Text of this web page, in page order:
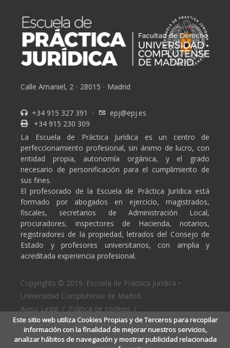
Calle Amaniel, 2 · 28015 · Madrid
+34 915 327 391 ·
epj@epj.es
+34 915 230 309
La Escuela de Práctica Jurídica es un centro de
perfeccionamiento profesional, sin ánimo de lucro, con
entidad propia, autonomía orgánica, y el grado
necesario de personificación para el cumplimiento de
sus fines.
El profesorado de la Escuela de Práctica Jurídica está
formado por abogados en ejercicio, magistrados,
fiscales, secretarios de Administración Local,
procuradores, inspectores de Hacienda, notarios,
registradores de la propiedad, letrados del Consejo de
Estado y profesores universitarios, con amplia y
acreditada experiencia profesional.
Copyrights © 2019. Escuela de Práctica Jurídica •
Universidad Complutense de Madrid.
Aviso Legal / Politica de cookies /
Politica de privacidad
Este sitio web utiliza Cookies Propias y de Terceros para recopilar
información con la finalidad de mejorar nuestros servicios,
analizar hábitos de navegación y mostrar publicidad relacionada